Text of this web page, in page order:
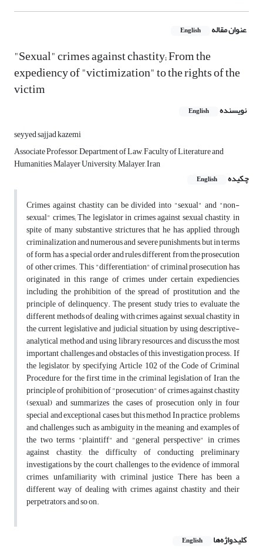
عنوان مقاله English
"Sexual" crimes against chastity; From the
expediency of "victimization" to the rights of the
victim
نویسنده English
seyyed sajjad kazemi
Associate Professor, Department of Law, Faculty of Literature and
Humanities, Malayer University, Malayer, Iran
چکیده
English
Crimes against chastity can be divided into "sexual" and "non-
sexual" crimes; The legislator in crimes against sexual chastity, in
spite of many substantive strictures that he has applied through
criminalization and numerous and severe punishments, but in terms
of form, has a special order and rules different from the prosecution
of other crimes. This "differentiation" of criminal prosecution has
originated in this range of crimes under certain expediencies,
including the prohibition of the spread of prostitution and the
principle of delinquency. The present study tries to evaluate the
different methods of dealing with crimes against sexual chastity in
the current legislative and judicial situation by using descriptive-
analytical method and using library resources and discuss the most
important challenges and obstacles of this investigation process. If
the legislator, by specifying Article 102 of the Code of Criminal
Procedure, for the first time in the criminal legislation of Iran, the
principle of prohibition of "prosecution" of crimes against chastity
(sexual) and summarizes the cases of prosecution only in four
special and exceptional cases, but this method In practice, problems
and challenges such as ambiguity in the meaning and examples of
the two terms "plaintiff" and "general perspective" in crimes
against chastity, the difficulty of conducting preliminary
investigations by the court, challenges to the evidence of immoral
crimes, unfamiliarity with criminal justice There has been a
different way of dealing with crimes against chastity and their
perpetrators, and so on.
کلیدواژه‌ها English